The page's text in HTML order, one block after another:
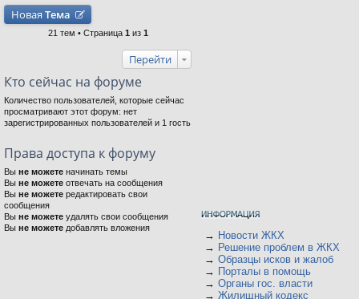
Новая Тема
21 тем • Страница 1 из 1
Перейти
Кто сейчас на форуме
Количество пользователей, которые сейчас
просматривают этот форум: нет
зарегистрированных пользователей и 1 гость
Права доступа к форуму
Вы не можете начинать темы
Вы не можете отвечать на сообщения
Вы не можете редактировать свои
сообщения
Вы не можете удалять свои сообщения
Вы не можете добавлять вложения
→ Новости ЖКХ
→ Решение проблем в ЖКХ
→ Образцы исков и жалоб
→ Порталы в помощь
→ Органы гос. власти
→ Жилищный кодекс